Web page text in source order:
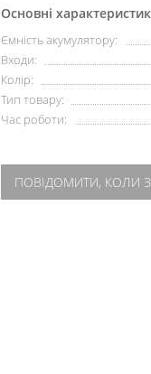
Основні
Ємність акумулятору:
Входи:
Колір:
Тип товару:
Час роботи:
ПОВІДОМИТИ, КОЛИ